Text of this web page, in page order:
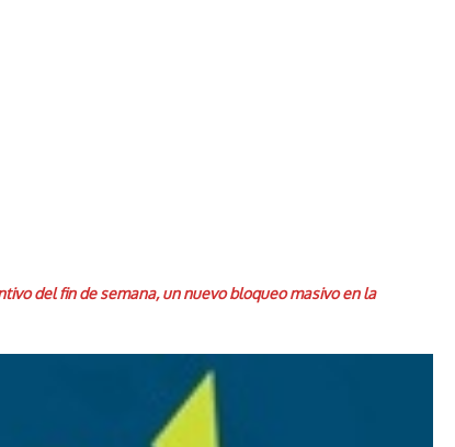
del fin de semana, un nuevo bloqueo masivo en la